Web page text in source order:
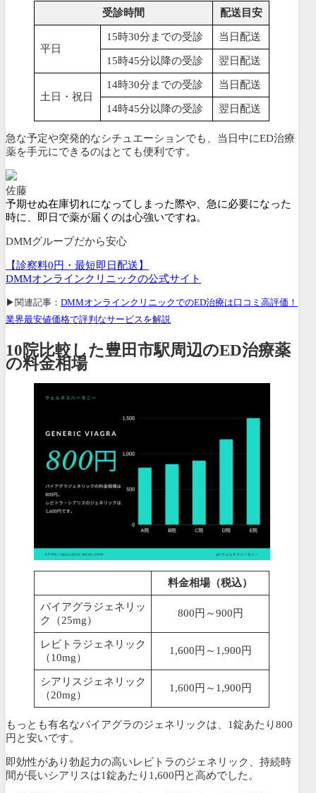
受診時間 配送目安
平日
15時30分までの受診 当日配送
15時45分以降の受診 翌日配送
土日・祝日
14時30分までの受診 当日配送
14時45分以降の受診 翌日配送
急な予定や突発的なシチュエーションでも、当日中にED治療
薬を手元にできるのはとても便利です。
佐藤
予期せぬ在庫切れになってしまった際や、急に必要になった
時に、即日で薬が届くのは心強いですね。
DMMグループだから安心
【診察料0円・最短即日配送】
DMMオンラインクリニックの公式サイト
▶関連記事： DMMオンラインクリニックでのED治療は口コミ高評価！
業界最安値価格で評判なサービスを解説
10院比較した豊田市駅周辺のED治療薬
の料金相場
料金相場（税込）
バイアグラジェネリッ
ク（25mg）
800円～900円
レビトラジェネリック
（10mg）
1,600円～1,900円
シアリスジェネリック
（20mg）
1,600円～1,900円
もっとも有名なバイアグラのジェネリックは、1錠あたり800
円と安いです。
即効性があり勃起力の高いレビトラのジェネリック、持続時
間が長いシアリスは1錠あたり1,600円と高めでした。